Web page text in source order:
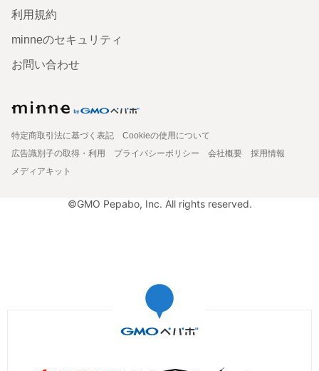
利用規約
minneのセキュリティ
お問い合わせ
特定商取引法に基づく表記
Cookieの使用について
広告識別子の取得・利用
プライバシーポリシー 会社概要
採用情報
メディアキット
©GMO Pepabo, Inc. All rights reserved.